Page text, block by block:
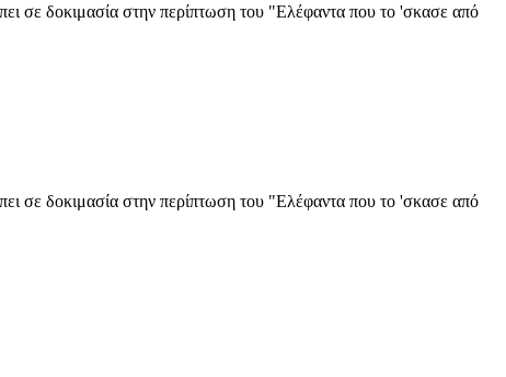
σε δοκιμασία στην περίπτωση του "Ελέφαντα που το 'σκασε από
σε δοκιμασία στην περίπτωση του "Ελέφαντα που το 'σκασε από